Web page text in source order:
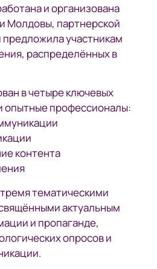
и организована
Молдовы, партнерской
предложила участникам
распределённых в
в четыре ключевых
опытные профессионалы:
контента
тематическими
актуальным
и пропаганде,
опросов и